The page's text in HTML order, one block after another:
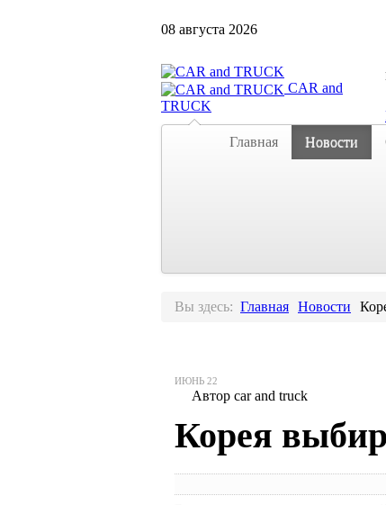
08 августа 2026
CAR and
TRUCK
Главная
Новости
Вы здесь: Главная Новости
ИЮНЬ 22
Автор car and truck
Корея